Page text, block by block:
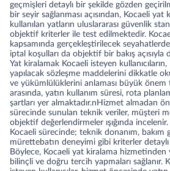
geçmişleri detaylı bir şekilde gözden
bir seyir sağlanması açısından, Kocaeli
kullanılan yatların uluslararası güvenlik
objektif kriterler ile test edilmektedir.
kapsamında gerçekleştirilecek
iptal koşulları da objektif bir bakış açısıyla
Yat kiralamak Kocaeli isteyen
yapılacak sözleşme maddelerini dikkatle
ve yükümlülüklerini anlaması büyük önem
arasında, yatın kullanım süresi, rota
şartları yer almaktadır.nHizmet almadan
sürecinde sunulan teknik veriler, müşteri
objektif değerlendirmeler ışığında
Kocaeli sürecinde; teknik donanım, bakım
mürettebatın deneyimi gibi kriterler
Böylece, Kocaeli yat kiralama hizmetinden
bilinçli ve doğru tercih yapmaları sağlanır.